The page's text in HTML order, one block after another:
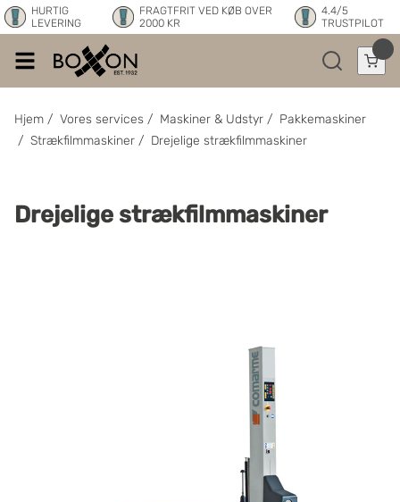
HURTIG
LEVERING
FRAGTFRIT VED KØB OVER
2000 KR
4.4/5
TRUSTPILOT
Hjem / Vores services / Maskiner & Udstyr / Pakkemaskiner
/ Strækfilmmaskiner / Drejelige strækfilmmaskiner
Drejelige strækfilmmaskiner